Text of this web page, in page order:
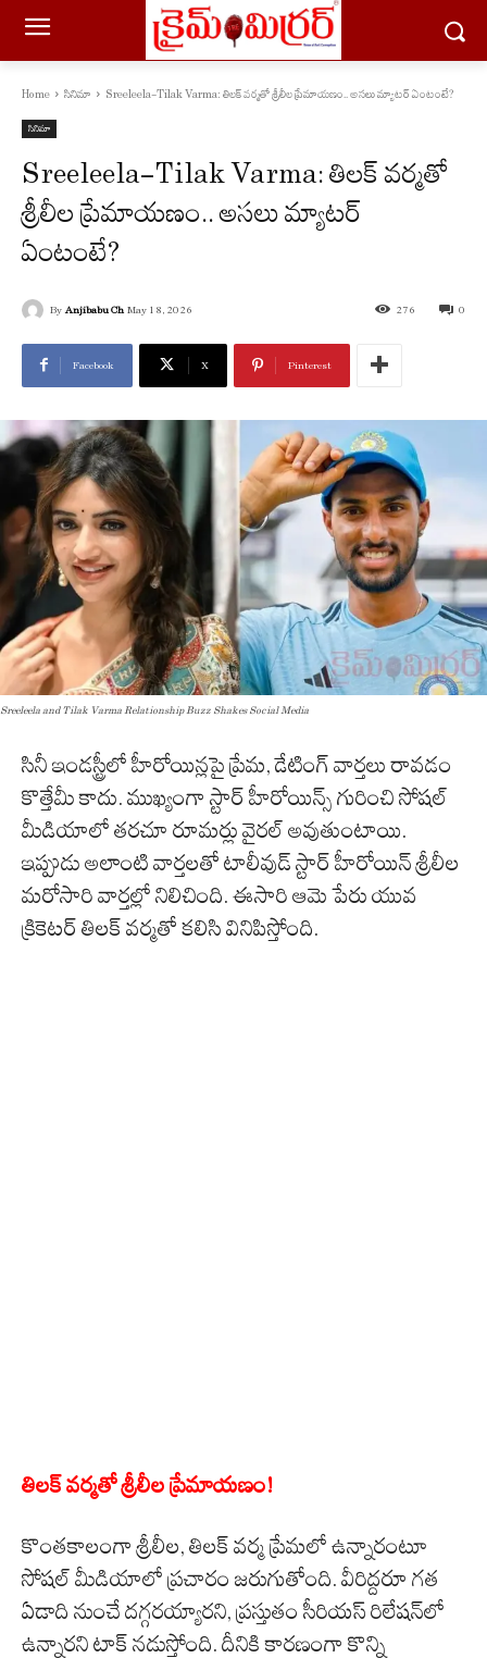
Home సినిమా Sreeleela-Tilak Varma: తిలక్ వర్మతో శ్రీలీల ప్రేమాయణం.. అసలు మ్యాటర్ ఏంటంటే?
సినిమా
Sreeleela-Tilak Varma: తిలక్ వర్మతో
శ్రీలీల ప్రేమాయణం.. అసలు మ్యాటర్
ఏంటంటే?
By Anjibabu Ch May 18, 2026 0
276
Facebook X Pinterest
Sreeleela and Tilak Varma Relationship Buzz Shakes Social Media
సినీ ఇండస్ట్రీలో హీరోయిన్లపై ప్రేమ, డేటింగ్ వార్తలు రావడం
కొత్తేమీ కాదు. ముఖ్యంగా స్టార్ హీరోయిన్స్ గురించి సోషల్
మీడియాలో తరచూ రూమర్లు వైరల్ అవుతుంటాయి.
ఇప్పుడు అలాంటి వార్తలతో టాలీవుడ్ స్టార్ హీరోయిన్ శ్రీలీల
మరోసారి వార్తల్లో నిలిచింది. ఈసారి ఆమె పేరు యువ
క్రికెటర్ తిలక్ వర్మతో కలిసి వినిపిస్తోంది.
తిలక్ వర్మతో శ్రీలీల ప్రేమాయణం!
కొంతకాలంగా శ్రీలీల, తిలక్ వర్మ ప్రేమలో ఉన్నారంటూ
సోషల్ మీడియాలో ప్రచారం జరుగుతోంది. వీరిద్దరూ గత
ఏడాది నుంచే దగ్గరయ్యారని, ప్రస్తుతం సీరియస్ రిలేషన్‌లో
ఉన్నారని టాక్ నడుస్తోంది. దీనికి కారణంగా కొన్ని